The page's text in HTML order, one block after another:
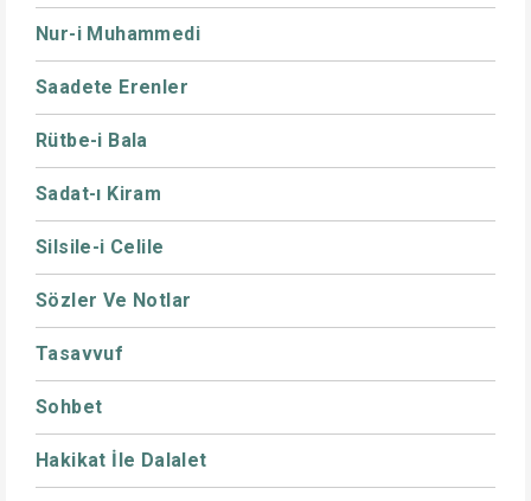
Nur-i Muhammedi
Saadete Erenler
Rütbe-i Bala
Sadat-ı Kiram
Silsile-i Celile
Sözler Ve Notlar
Tasavvuf
Sohbet
Hakikat İle Dalalet